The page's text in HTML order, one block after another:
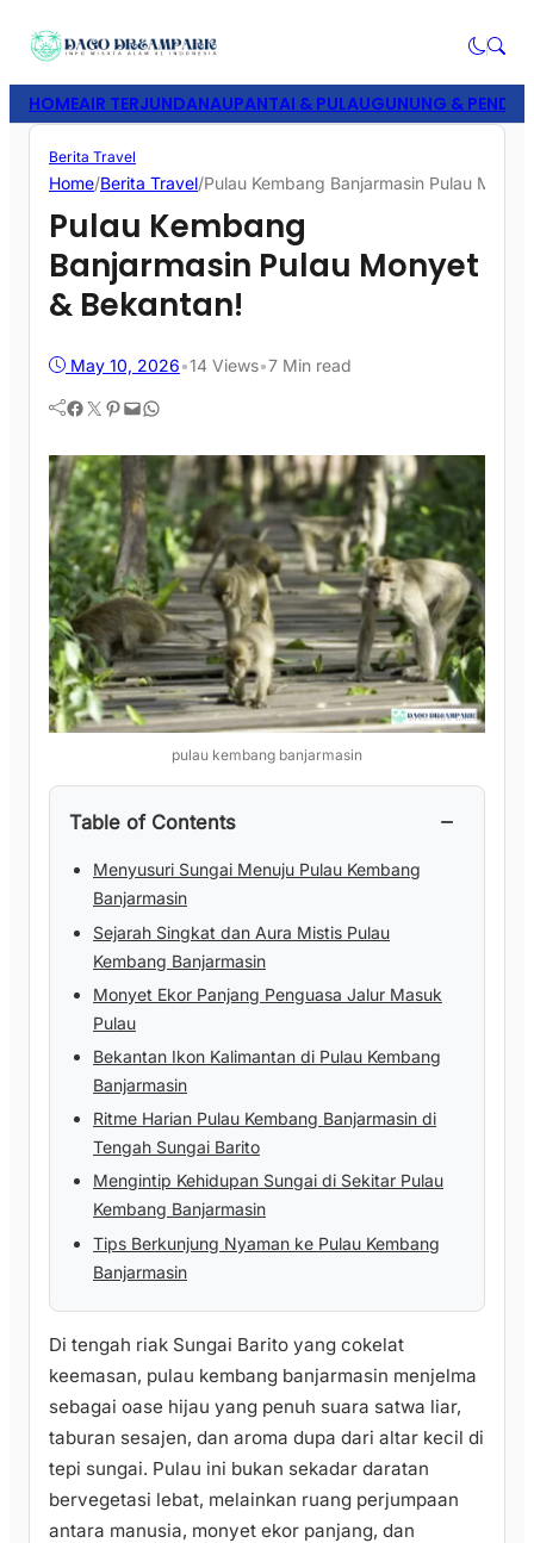
HOMEAIR TERJUNDANAUPANTAI & PULAUGUNUNG &
Berita Travel
Home/Berita Travel/Pulau Kembang Banjarmasin Pulau
Pulau Kembang
Banjarmasin Pulau Monyet
& Bekantan!
May 10, 2026•14 Views•7 Min read
Facebook Twitter Pinterest Mail WhatsApp
pulau kembang banjarmasin
Table of Contents −
Menyusuri Sungai Menuju Pulau Kembang
Banjarmasin
Sejarah Singkat dan Aura Mistis Pulau
Kembang Banjarmasin
Monyet Ekor Panjang Penguasa Jalur Masuk
Pulau
Bekantan Ikon Kalimantan di Pulau Kembang
Banjarmasin
Ritme Harian Pulau Kembang Banjarmasin di
Tengah Sungai Barito
Mengintip Kehidupan Sungai di Sekitar Pulau
Kembang Banjarmasin
Tips Berkunjung Nyaman ke Pulau Kembang
Banjarmasin
Di tengah riak Sungai Barito yang cokelat
keemasan, pulau kembang banjarmasin menjelma
sebagai oase hijau yang penuh suara satwa liar,
taburan sesajen, dan aroma dupa dari altar kecil di
tepi sungai. Pulau ini bukan sekadar daratan
bervegetasi lebat, melainkan ruang perjumpaan
antara manusia, monyet ekor panjang, dan